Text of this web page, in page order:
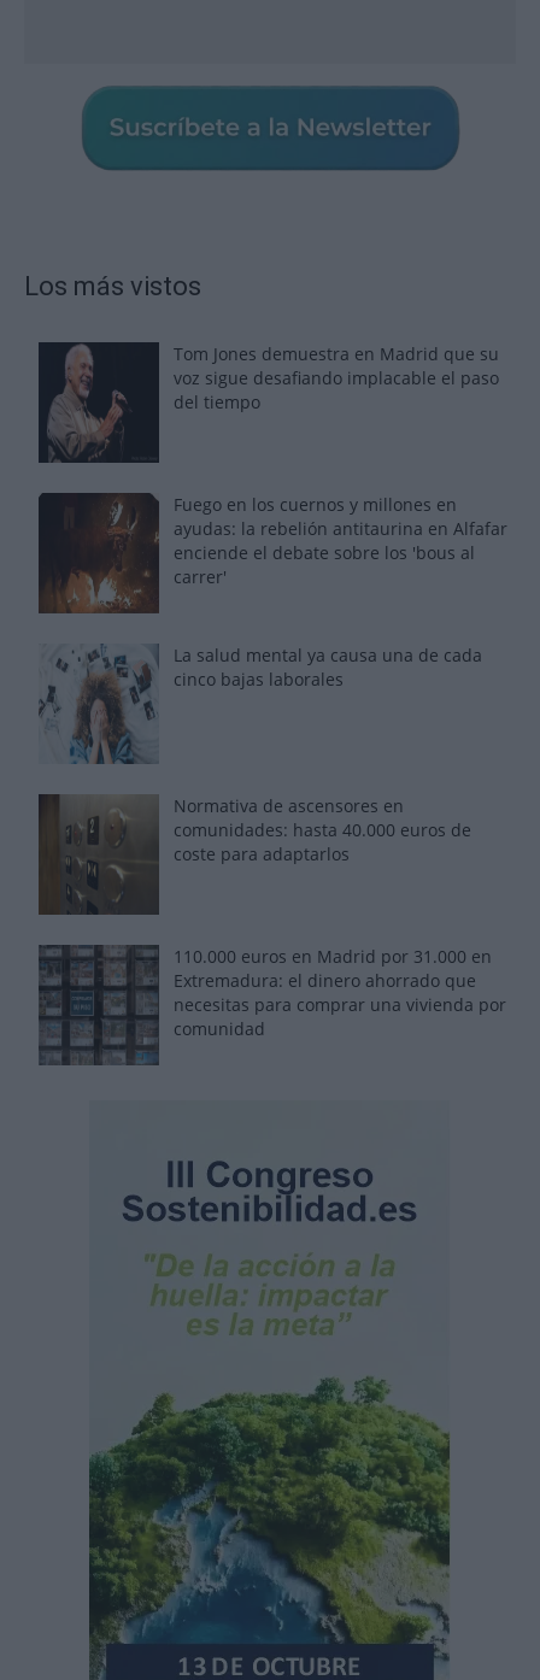
Los más vistos
Tom Jones demuestra en Madrid que su
voz sigue desafiando implacable el paso
del tiempo
Fuego en los cuernos y millones en
ayudas: la rebelión antitaurina en Alfafar
enciende el debate sobre los 'bous al
carrer'
La salud mental ya causa una de cada
cinco bajas laborales
Normativa de ascensores en
comunidades: hasta 40.000 euros de
coste para adaptarlos
110.000 euros en Madrid por 31.000 en
Extremadura: el dinero ahorrado que
necesitas para comprar una vivienda por
comunidad